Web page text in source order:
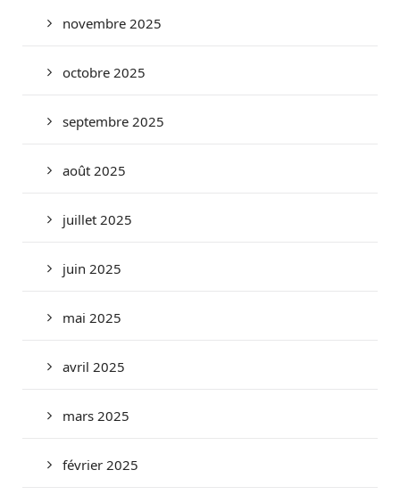
novembre 2025
octobre 2025
septembre 2025
août 2025
juillet 2025
juin 2025
mai 2025
avril 2025
mars 2025
février 2025